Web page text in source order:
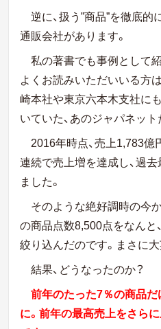
逆に、扱う”商品”を徹底
通販会社があります。
私の著書でも事例として
よくお読みいただいいる方
崎本社や東京六本木支社に
いていた、あのジャパネット
2016年時点、売上1,783億
連続で売上増を達成し、過
ました。
そのような絶好調時の今
の商品点数8,500点をなんと
絞り込んだのです。まさに大
結果、どうなったのか？
前年のたった7％の商品だ
に。前年の最高売上をさら